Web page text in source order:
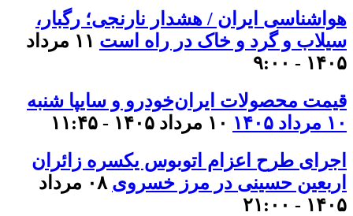
هواشناسی ایران / هشدار نارنجی؛ رگبار،
سیلاب و گرد و خاک در راه است
۱۱ مرداد
۱۴۰۵ - ۹:۰۰
قیمت محصولات ایران‌خودرو و سایپا شنبه
۱۰ مرداد ۱۴۰۵
۱۰ مرداد ۱۴۰۵ - ۱۱:۴۵
اجرای طرح اعزام اتوبوس یکسره زائران
اربعین حسینی در مرز خسروی
۰۸ مرداد
۱۴۰۵ - ۲۱:۰۰